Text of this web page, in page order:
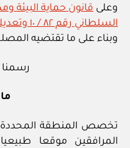
وعلى قانون حماية البيئة
السلطاني رقم ٨٢ / ١٠ وتعديلاته
وبناء على ما تقتضيه
تخصص المنطقة المحددة
المرافقين موقعا